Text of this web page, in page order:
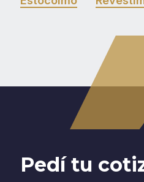
Pedí tu